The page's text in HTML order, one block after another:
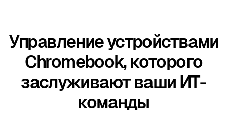
Управление устройствами
Chromebook, которого
заслуживают ваши ИТ-
команды